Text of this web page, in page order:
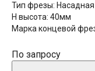
Тип фрезы: Насадная
Н высота: 40мм
Марка концевой
По запросу